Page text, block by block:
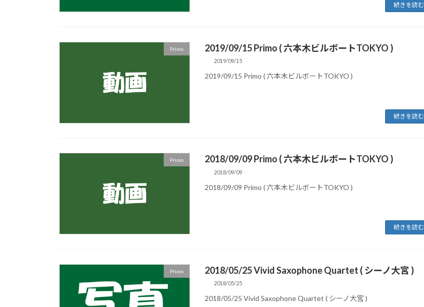
続きを読む
Primo 2019/09/15 Primo ( 六本木ビルボートTOKYO )
2019/09/15
2019/09/15 Primo ( 六本木ビルボートTOKYO )
続きを読む
Primo 2018/09/09 Primo ( 六本木ビルボートTOKYO )
2018/09/09
2018/09/09 Primo ( 六本木ビルボートTOKYO )
続きを読む
Primo 2018/05/25 Vivid Saxophone Quartet ( シーノ大宮 )
2018/05/25
2018/05/25 Vivid Saxophone Quartet ( シーノ大宮 )